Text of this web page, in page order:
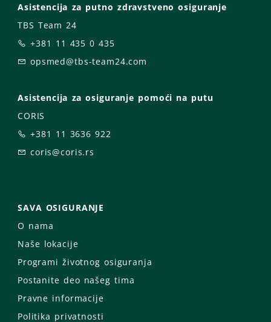
Asistencija za putno zdravstveno osiguranje
TBS Team 24
+381 11 435 0 435
opsmed@tbs-team24.com
Asistencija za osiguranje pomoći na putu
CORIS
+381 11 3636 922
coris@coris.rs
SAVA OSIGURANJE
O nama
Naše lokacije
Programi životnog osiguranja
Postanite deo našeg tima
Pravne informacije
Politika privatnosti